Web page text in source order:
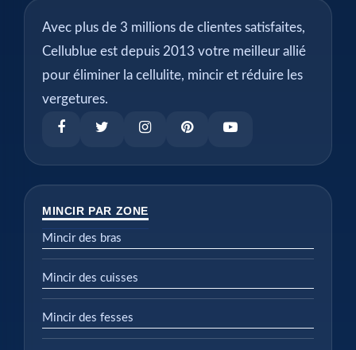
Avec plus de 3 millions de clientes satisfaites,
Cellublue est depuis 2013 votre meilleur allié
pour éliminer la cellulite, mincir et réduire les
vergetures.
MINCIR PAR ZONE
Mincir des bras
Mincir des cuisses
Mincir des fesses